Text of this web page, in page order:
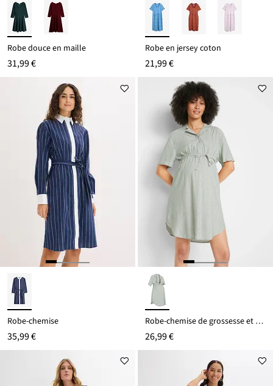
Robe douce en maille
31,99 €
Robe en jersey coton
21,99 €
Robe-chemise
35,99 €
Robe-chemise de grossesse et d’allaitement en viscose fluide
26,99 €